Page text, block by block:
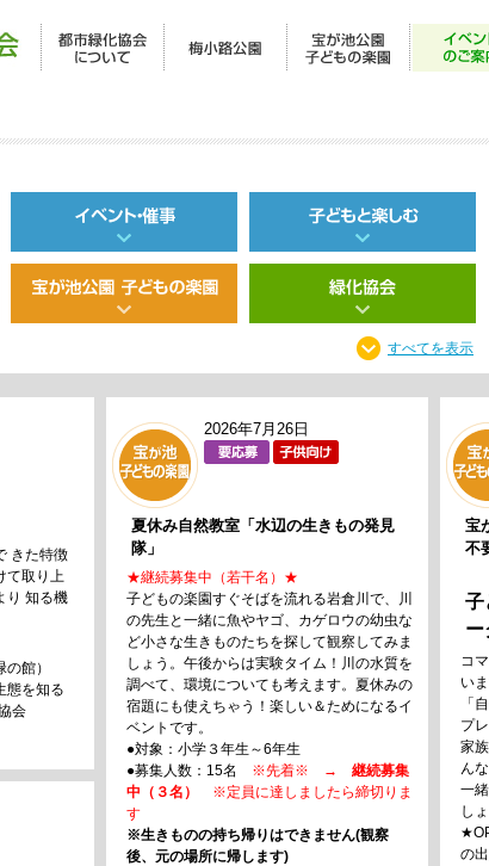
すべてを表示
きた特徴
て取り上
り 知る機
館）
態を知る
会
2026年7月26日
夏休み自然教室「水辺の生きもの発見
隊」
★継続募集中（若干名）★
子どもの楽園すぐそばを流れる岩倉川で、川
の先生と一緒に魚やヤゴ、カゲロウの幼虫な
ど小さな生きものたちを探して観察してみま
しょう。午後からは実験タイム！川の水質を
調べて、環境についても考えます。夏休みの
宿題にも使えちゃう！楽しい＆ためになるイ
ベントです。
●対象：小学３年生～6年生
●募集人数：15名 ※先着※
→ 継続募集
中（３名）
※定員に達しましたら締切りま
す
※生きものの持ち帰りはできません(観察
後、元の場所に帰します)
宝
不
子
ー
コ
いま
「
プ
家
ん
一
し
の